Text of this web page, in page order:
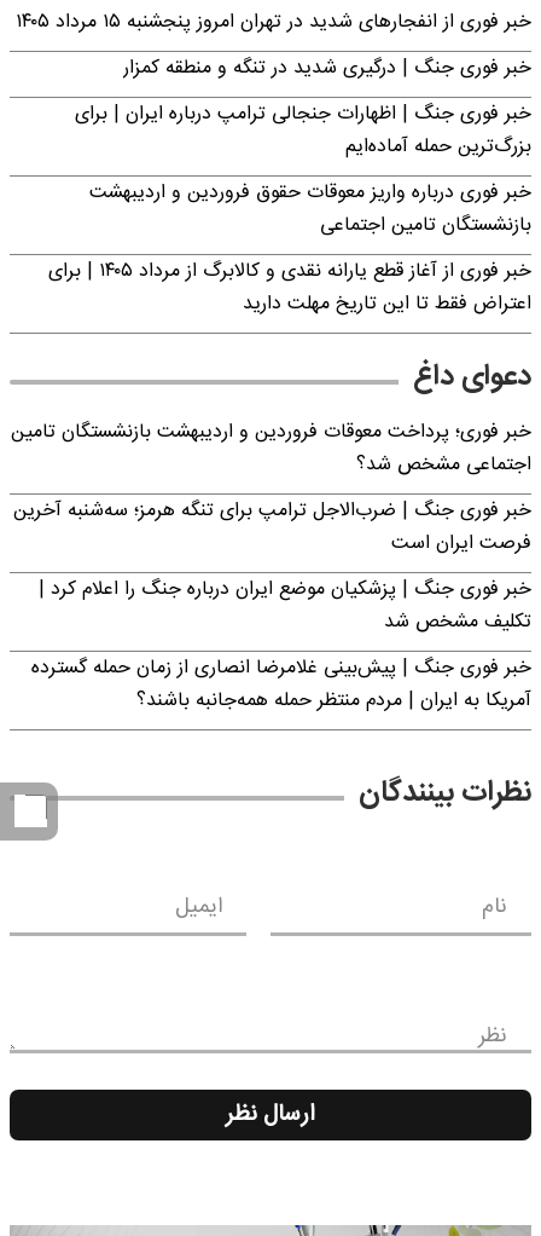
خبر فوری از انفجارهای شدید در تهران امروز پنجشنبه ۱۵ مرداد ۱۴۰۵
خبر فوری جنگ | درگیری شدید در تنگه و منطقه کمزار
خبر فوری جنگ | اظهارات جنجالی ترامپ درباره ایران | برای
بزرگ‌ترین حمله آماده‌ایم
خبر فوری درباره واریز معوقات حقوق فروردین و اردیبهشت
بازنشستگان تامین اجتماعی
خبر فوری از آغاز قطع یارانه نقدی و کالابرگ از مرداد ۱۴۰۵ | برای
اعتراض فقط تا این تاریخ مهلت دارید
دعوای داغ
خبر فوری؛ پرداخت معوقات فروردین و اردیبهشت بازنشستگان تامین
اجتماعی مشخص شد؟
خبر فوری جنگ | ضرب‌الاجل ترامپ برای تنگه هرمز؛ سه‌شنبه آخرین
فرصت ایران است
خبر فوری جنگ | پزشکیان موضع ایران درباره جنگ را اعلام کرد |
تکلیف مشخص شد
خبر فوری جنگ | پیش‌بینی غلامرضا انصاری از زمان حمله گسترده
آمریکا به ایران | مردم منتظر حمله همه‌جانبه باشند؟
نظرات بینندگان
نام ایمیل
نظر
ارسال نظر